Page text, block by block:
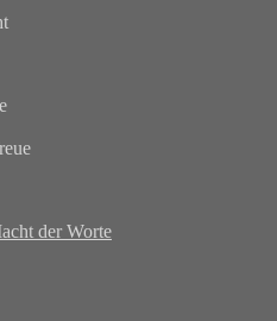
der Worte